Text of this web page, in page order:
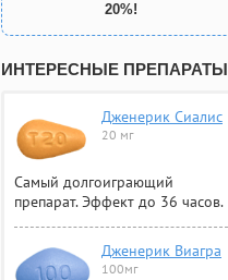
20%!
ИНТЕРЕСНЫЕ ПРЕПАРАТЫ
Дженерик Сиалис
20 мг
Самый долгоиграющий
препарат. Эффект до 36 часов.
Дженерик Виагра
100мг